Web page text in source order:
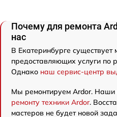
Почему для ремонта
нас
В Екатеринбурге существует
предоставляющих услуги по
Однако наш сервис-центр
Мы ремонтируем Ardor. Наши
ремонту техники Ardor.
мастеров не будет новой